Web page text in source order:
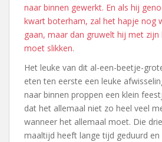
naar binnen gewerkt. En als hij
kwart boterham, zal het hapje nog
gaan, maar dan gruwelt hij met
moet slikken.
Het leuke van dit al-een-beetje-
eten ten eerste een leuke
naar binnen proppen een klein
dat het allemaal niet zo heel veel
wanneer het allemaal moet. Die
maaltijd heeft lange tijd geduurd en